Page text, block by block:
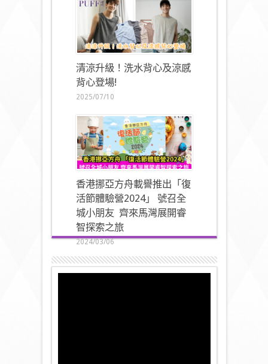
清涼升級！洗水背心及涼感
背心登場!
2025/07/10
香港挪亞方舟載譽推出「復
活節體驗營2024」 號召全
城小朋友 齊來馬灣展開睿
智探索之旅
2024/03/06